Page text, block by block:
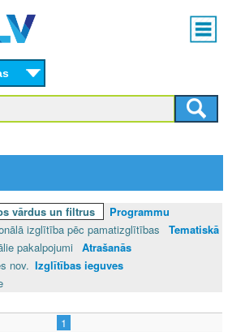
content
Main
menu
vārdus un filtrus
Programmu
izglītība pēc pamatizglītības
Tematiskā
pakalpojumi
Atrašanās
nov. Izglītības ieguves
1